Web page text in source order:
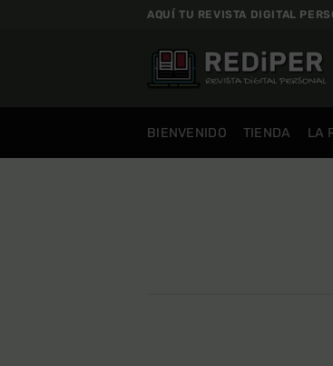
AQUÍ TU REVISTA DIGITAL
BIENVENIDO TIENDA LA